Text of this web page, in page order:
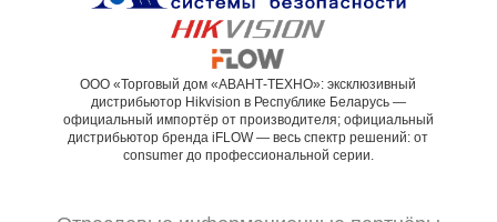
ООО «Торговый дом «АВАНТ-ТЕХНО»: эксклюзивный
дистрибьютор Hikvision в Республике Беларусь —
официальный импортёр от производителя; официальный
дистрибьютор бренда iFLOW — весь спектр решений: от
consumer до профессиональной серии.